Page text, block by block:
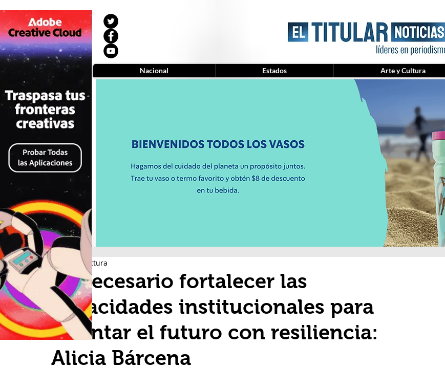
Es necesario fortalecer las
capacidades institucionales para
afrontar el futuro con resiliencia:
Alicia Bárcena
2 min de lectura
Nacional Estados Arte y Cultura